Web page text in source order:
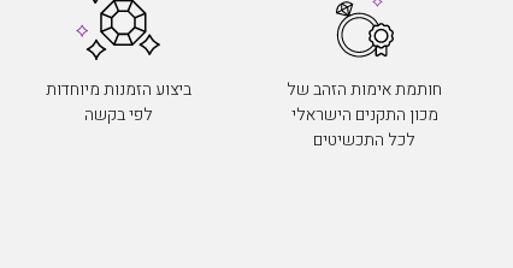
חותמת אימות הזהב של
מכון התקנים הישראלי
לכל התכשיטים
ביצוע הזמנות מיוחדות
לפי בקשה